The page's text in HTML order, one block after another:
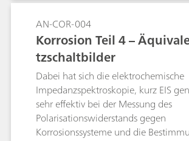
AN-COR-004
Korrosion Teil 4 –
tzschaltbilder
Dabei hat sich die elektrochemische
Impedanzspektroskopie, kurz EIS
sehr effektiv bei der Messung des
Polarisationswiderstands gegen
Korrosionssysteme und die